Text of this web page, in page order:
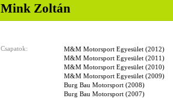
Mink Zoltán
Csapatok:
M&M Motorsport Egyesület (2012)
M&M Motorsport Egyesület (2011)
M&M Motorsport Egyesület (2010)
M&M Motorsport Egyesület (2009)
Burg Bau Motorsport (2008)
Burg Bau Motorsport (2007)